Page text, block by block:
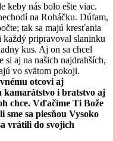
keby nás bolo ešte viac.
na Roháčku. Dúfam,
tak sa majú kresťania
pripravoval slaninku
kus. Aj on sa chcel
si aj na našich najdrahších,
vo svätom pokoji.
otcovi aj
kamarátstvo i bratstvo aj
chce. Vďačíme Ti Bože
sme sa piesňou Vysoko
vrátili do svojich